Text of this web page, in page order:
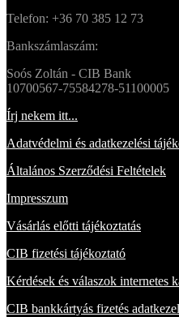
Telefon: +36 70 385 12 73
Bankszámlaszám:
Soós Zoltán - CIB Bank
10700567-75584278-51100005
Írj nekem itt...
Adatvédelmi és adatkezelési
Általános Szerződési Feltételek
Impresszum
Vásárlás előtti tájékoztatás
CIB fizetési tájékoztató
Kérdések és válaszok internetes
CIB bankkártyás fizetés